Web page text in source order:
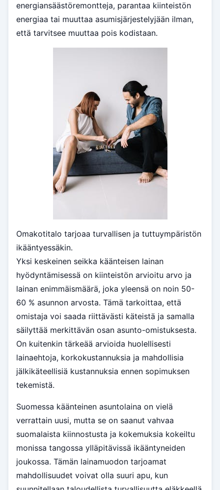
energiansäästöremontteja, parantaa kiinteistön
energiaa tai muuttaa asumisjärjestelyjään ilman,
että tarvitsee muuttaa pois kodistaan.
Omakotitalo tarjoaa turvallisen ja tuttuympäristön
ikääntyessäkin.
Yksi keskeinen seikka käänteisen lainan
hyödyntämisessä on kiinteistön arvioitu arvo ja
lainan enimmäismäärä, joka yleensä on noin 50-
60 % asunnon arvosta. Tämä tarkoittaa, että
omistaja voi saada riittävästi käteistä ja samalla
säilyttää merkittävän osan asunto-omistuksesta.
On kuitenkin tärkeää arvioida huolellisesti
lainaehtoja, korkokustannuksia ja mahdollisia
jälkikäteellisiä kustannuksia ennen sopimuksen
tekemistä.
Suomessa käänteinen asuntolaina on vielä
verrattain uusi, mutta se on saanut vahvaa
suomalaista kiinnostusta ja kokemuksia kokeiltu
monissa tangossa ylläpitävissä ikääntyneiden
joukossa. Tämän lainamuodon tarjoamat
mahdollisuudet voivat olla suuri apu, kun